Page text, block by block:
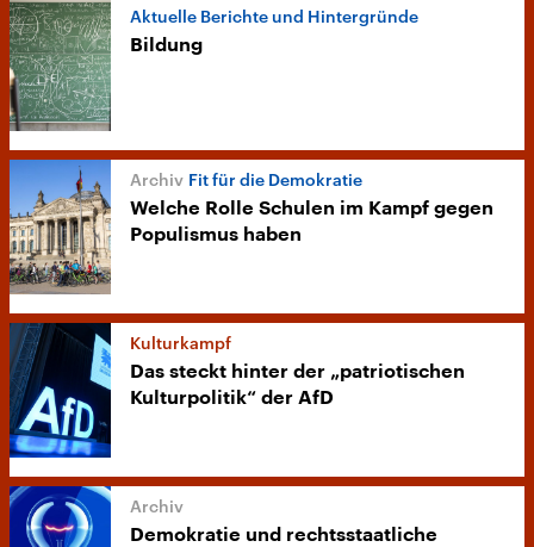
Aktuelle Berichte und Hintergründe
Bildung
Fit für die Demokratie
Welche Rolle Schulen im Kampf gegen
Populismus haben
Kulturkampf
Das steckt hinter der „patriotischen
Kulturpolitik“ der AfD
Demokratie und rechtsstaatliche